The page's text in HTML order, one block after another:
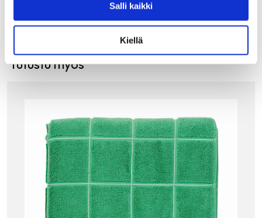
Salli kaikki
Kiellä
Tutustu myös